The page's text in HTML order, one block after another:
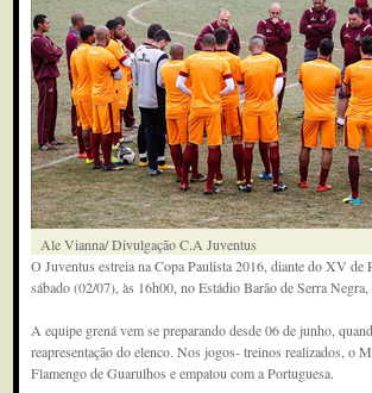
Ale Vianna/ Divulgação C.A Juventus
O Juventus estreia na Copa Paulista 2016, diante do XV de
sábado (02/07), às 16h00, no Estádio Barão de Serra Negra,
A equipe grená vem se preparando desde 06 de junho,
reapresentação do elenco. Nos jogos- treinos realizados, o
Flamengo de Guarulhos e empatou com a Portuguesa.